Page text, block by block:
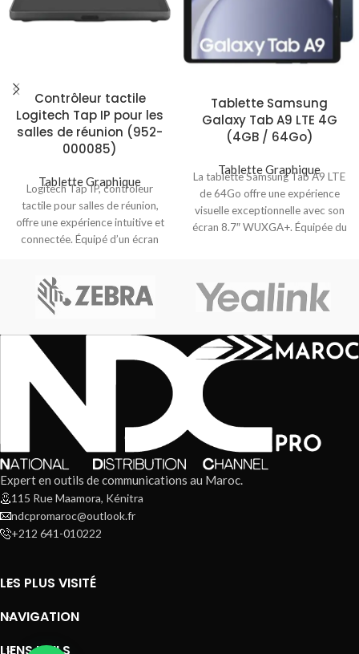
Contrôleur tactile
Logitech Tap IP pour les
salles de réunion (952-
000085)
Tablette Graphique
Logitech Tap IP, contrôleur
tactile pour salles de réunion,
offre une expérience intuitive et
connectée. Équipé d’un écran
Tablette Samsung
Galaxy Tab A9 LTE 4G
(4GB / 64Go)
Tablette Graphique
La tablette Samsung Tab A9 LTE
de 64Go offre une expérience
visuelle exceptionnelle avec son
écran 8.7″ WUXGA+. Équipée du
Expert en outils de communications au Maroc.
115 Rue Maamora, Kénitra
ndcpromaroc@outlook.fr
+212 641-010222
LES PLUS VISITÉ
NAVIGATION